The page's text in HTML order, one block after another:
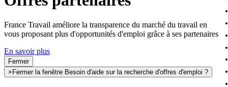
France Travail améliore la transparence du marché du travail en
vous proposant plus d'opportunités d'emploi grâce à ses partenaires
En savoir plus
Fermer
× Fermer la fenêtre Besoin d'aide sur la recherche d'offres d'emploi ?